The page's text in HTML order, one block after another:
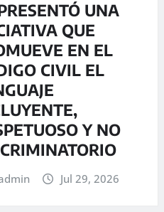
UNA
QUE
EN EL
CIVIL EL
Y NO
Jul 29, 2026